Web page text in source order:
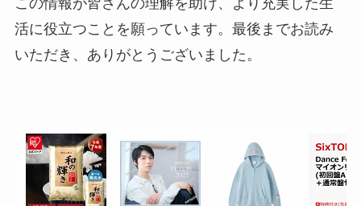
この情報が皆さんの理解を助け、より充実した生
活に役立つことを願っています。最後までお読み
いただき、ありがとうございました。